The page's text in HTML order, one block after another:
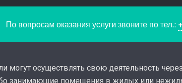
По вопросам оказания услуги звоните по тел.:
могут осуществлять свою деятельность
занимающие помещения в жилых или